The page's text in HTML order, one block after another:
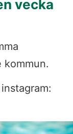
vecka
kommun.